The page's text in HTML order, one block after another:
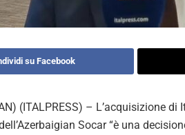
su Facebook
(ITALPRESS) – L’acquisizione
Socar “è una